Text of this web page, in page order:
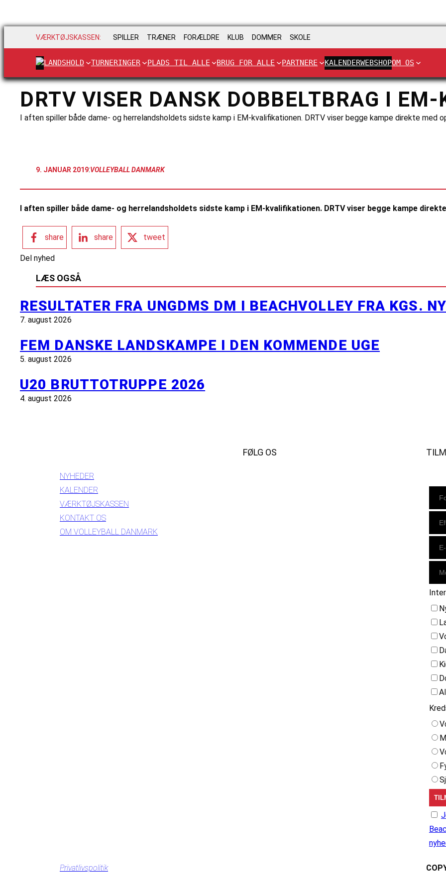
VÆRKTØJSKASSEN: SPILLER TRÆNER FORÆLDRE KLUB DOMMER SKOLE
LANDSHOLD TURNERINGER PLADS TIL ALLE BRUG FOR ALLE PARTNERE KALENDERWEBSHOPOM OS
DRTV VISER DANSK DOBBELTBRAG I
I aften spiller både dame- og herrelandsholdets sidste kamp i EM-kvalifikationen. DRTV viser begge kampe direkte med
9. JANUAR 2019:VOLLEYBALL DANMARK
I aften spiller både dame- og herrelandsholdets sidste kamp i EM-kvalifikationen. DRTV viser begge kampe
share share tweet
Del nyhed
LÆS OGSÅ
RESULTATER FRA UNGDMS DM I BEACHVOLLEY FRA KGS.
7. august 2026
FEM DANSKE LANDSKAMPE I DEN KOMMENDE UGE
5. august 2026
U20 BRUTTOTRUPPE 2026
4. august 2026
NYHEDER
KALENDER
VÆRKTØJSKASSEN
KONTAKT OS
OM VOLLEYBALL DANMARK
FØLG OS
Privatlivspolitik